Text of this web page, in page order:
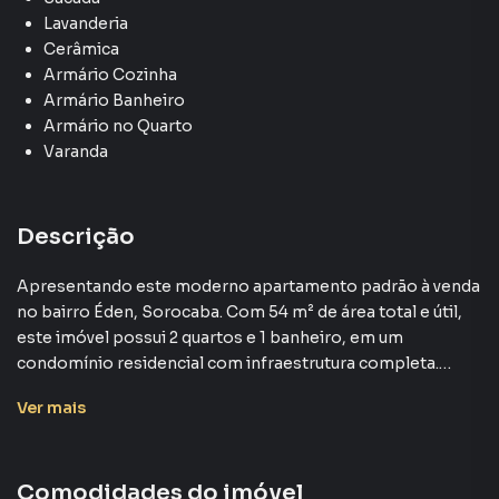
Lavanderia
Cerâmica
Armário Cozinha
Armário Banheiro
Armário no Quarto
Varanda
Descrição
Apresentando este moderno apartamento padrão à venda
no bairro Éden, Sorocaba. Com 54 m² de área total e útil,
este imóvel possui 2 quartos e 1 banheiro, em um
condomínio residencial com infraestrutura completa.
A unidade está desocupada, pronta para receber seus
cômodos e ótima iluminação natural. A cozinha é espaçosa
Ver mais
Comodidades do imóvel